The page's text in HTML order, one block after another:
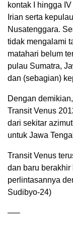
kontak I hingga
Irian serta
Nusatenggara.
tidak mengalami
matahari belum
pulau Sumatra,
dan (sebagian)
Dengan
Transit Venus
dari sekitar
untuk Jawa
Transit Venus
dan baru berakhir
perlintasannya
Sudibyo-24)
—–